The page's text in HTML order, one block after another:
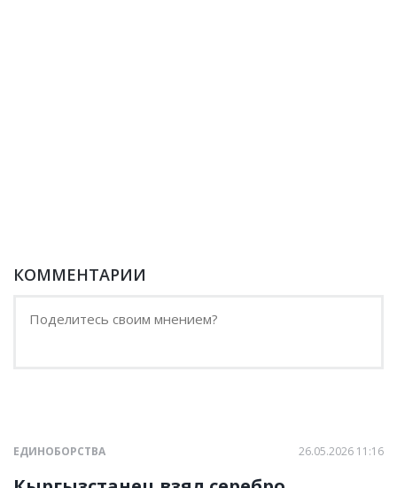
КОММЕНТАРИИ
ЕДИНОБОРСТВА 26.05.2026 11:16